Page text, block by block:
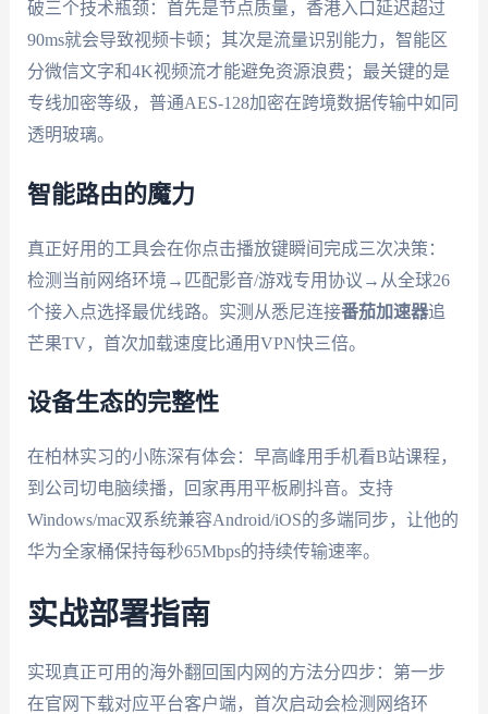
破三个技术瓶颈：首先是节点质量，香港入口延迟超过
90ms就会导致视频卡顿；其次是流量识别能力，智能区
分微信文字和4K视频流才能避免资源浪费；最关键的是
专线加密等级，普通AES-128加密在跨境数据传输中如同
透明玻璃。
智能路由的魔力
真正好用的工具会在你点击播放键瞬间完成三次决策：
检测当前网络环境→匹配影音/游戏专用协议→从全球26
个接入点选择最优线路。实测从悉尼连接番茄加速器追
芒果TV，首次加载速度比通用VPN快三倍。
设备生态的完整性
在柏林实习的小陈深有体会：早高峰用手机看B站课程，
到公司切电脑续播，回家再用平板刷抖音。支持
Windows/mac双系统兼容Android/iOS的多端同步，让他的
华为全家桶保持每秒65Mbps的持续传输速率。
实战部署指南
实现真正可用的海外翻回国内网的方法分四步：第一步
在官网下载对应平台客户端，首次启动会检测网络环